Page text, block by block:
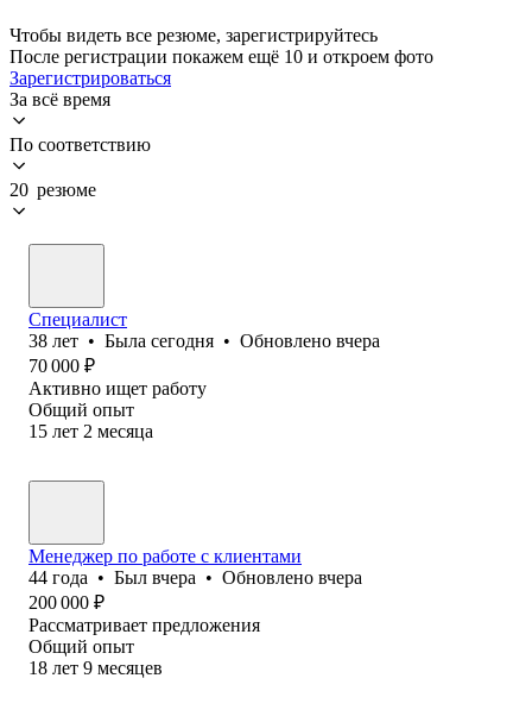
Чтобы видеть все резюме, зарегистрируйтесь
После регистрации покажем ещё 10 и откроем фото
Зарегистрироваться
За всё время
По соответствию
20 резюме
Специалист
38 лет • Была сегодня • Обновлено вчера
70 000 ₽
Активно ищет работу
Общий опыт
15 лет 2 месяца
Менеджер по работе с клиентами
44 года • Был вчера • Обновлено вчера
200 000 ₽
Рассматривает предложения
Общий опыт
18 лет 9 месяцев